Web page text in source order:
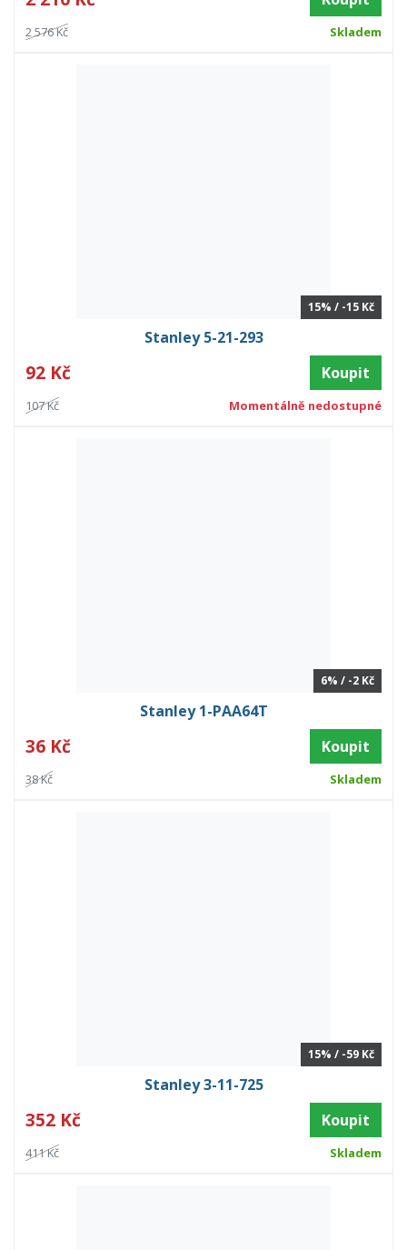
2 576 Kč Skladem
15% / -15 Kč
Stanley 5-21-293
92 Kč Koupit
107 Kč Momentálně nedostupné
6% / -2 Kč
Stanley 1-PAA64T
36 Kč Koupit
38 Kč Skladem
15% / -59 Kč
Stanley 3-11-725
352 Kč Koupit
411 Kč Skladem